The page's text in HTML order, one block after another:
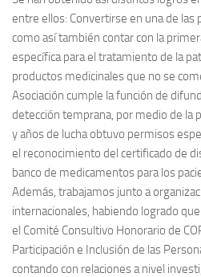
entre ellos: Convertirse en una de las
como así también contar con la
específica para el tratamiento de la
productos medicinales que no se
Asociación cumple la función de
detección temprana, por medio de la
y años de lucha obtuvo permisos
el reconocimiento del certificado de
banco de medicamentos para los
Además, trabajamos junto a
internacionales, habiendo logrado
el Comité Consultivo Honorario de
Participación e Inclusión de las
contando con relaciones a nivel